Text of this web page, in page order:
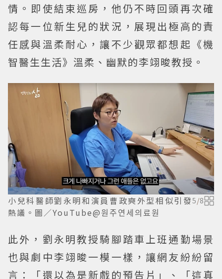
情。即使結束巡房，他仍不時回頭再次確
認每一位新生兒的狀況，展現出極高的責
任感與溫柔耐心，讓不少觀眾都想起《機
智醫生生活》溫柔、幽默的李翊晙教授。
小兒科醫師劉永明和演員曹政奭外型相似引發
熱議。圖／YouTube@원주연세의료원
5/8
此外，劉永明教授騎腳踏車上班通勤場景
也與劇中李翊晙一模一樣，讓網友紛紛留
言：「還以為是新戲的預告片」、「這真